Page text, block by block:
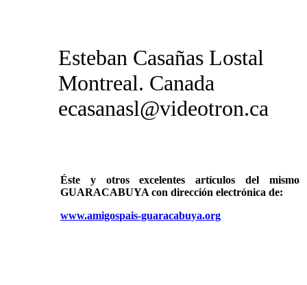
Esteban Casañas Lostal
Montreal. Canada
ecasanasl@videotron.ca
Éste y otros excelentes artículos del
GUARACABUYA con dirección electrónica de:
www.amigospais-guaracabuya.org